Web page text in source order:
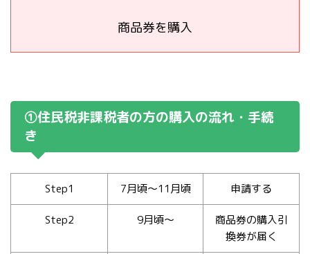
商品券を購入
①住民税非課税者の方の購入の流れ・手続
き
Step1 7月頃～11月頃 申請する
Step2 9月頃～
商品券の購入引
換券が届く